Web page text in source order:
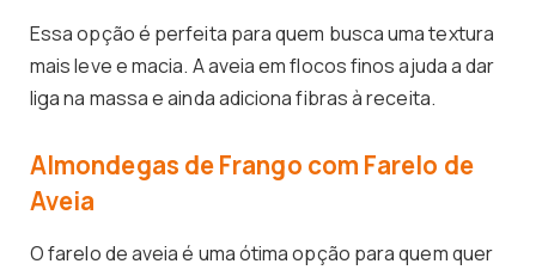
Essa opção é perfeita para quem busca uma textura
mais leve e macia. A aveia em flocos finos ajuda a dar
liga na massa e ainda adiciona fibras à receita.
Almondegas de Frango com Farelo de
Aveia
O farelo de aveia é uma ótima opção para quem quer